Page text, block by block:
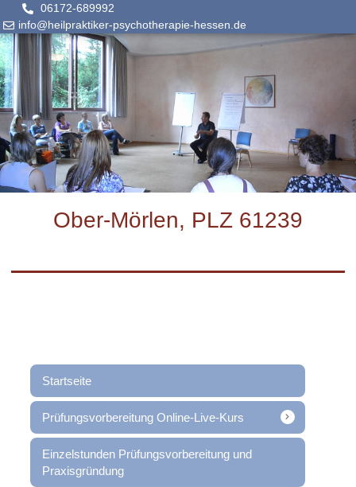
06172-689992
info@heilpraktiker-psychotherapie-hessen.de
Ober-Mörlen, PLZ 61239
Startseite
Prüfungsvorbereitung Online-Live-Kurs
Einzelstunden Prüfungsvorbereitung und
Praxisgründung